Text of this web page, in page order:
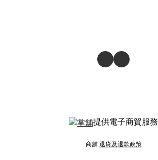
提供電子商貿服務
商舖 退貨及退款政策